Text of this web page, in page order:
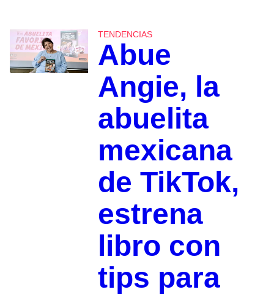
TENDENCIAS
Abue
Angie, la
abuelita
mexicana
de TikTok,
estrena
libro con
tips para